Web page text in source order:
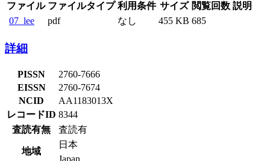
ファイル ファイルタイプ 利用条件 サイズ 閲覧回数 説明
07_lee
pdf なし 455 KB 685
詳細
PISSN
2760-7666
EISSN
2760-7674
NCID
AA1183013X
レコードID 8344
査読有無
査読有
地域
日本